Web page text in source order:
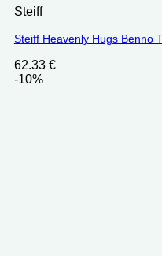
Steiff
Steiff Heavenly Hugs Benno
62.33 €
-10%